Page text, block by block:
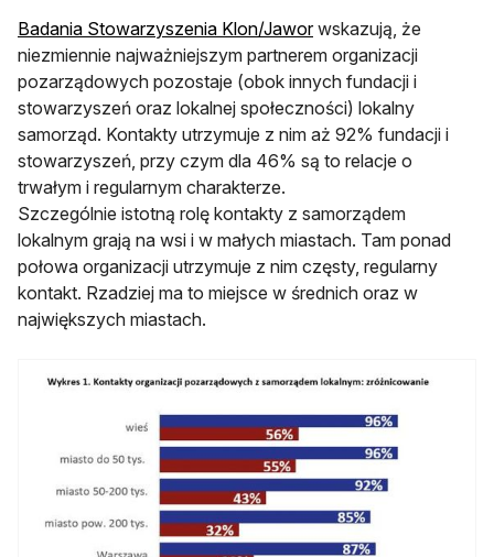
Badania Stowarzyszenia Klon/Jaworotwiera się w nowej
wskazują, że
niezmiennie najważniejszym partnerem organizacji
pozarządowych pozostaje (obok innych fundacji i
stowarzyszeń oraz lokalnej społeczności) lokalny
samorząd. Kontakty utrzymuje z nim aż 92% fundacji i
stowarzyszeń, przy czym dla 46% są to relacje o
trwałym i regularnym charakterze.
Szczególnie istotną rolę kontakty z samorządem
lokalnym grają na wsi i w małych miastach. Tam ponad
połowa organizacji utrzymuje z nim częsty, regularny
kontakt. Rzadziej ma to miejsce w średnich oraz w
największych miastach.